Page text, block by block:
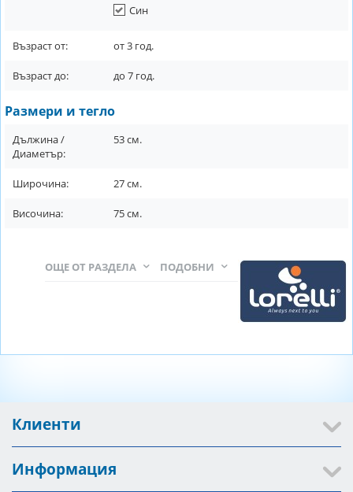
Син
Възраст от: от3 год.
Възраст до: до 7 год.
Размери и тегло
Дължина /
Диаметър:
53см.
Широчина: 27см.
Височина: 75см.
ПОДОБНИ
ОЩЕ ОТ РАЗДЕЛА
Клиенти
Информация